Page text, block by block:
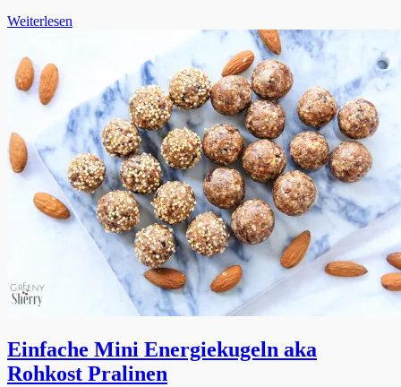
Weiterlesen
Einfache Mini Energiekugeln aka
Rohkost Pralinen